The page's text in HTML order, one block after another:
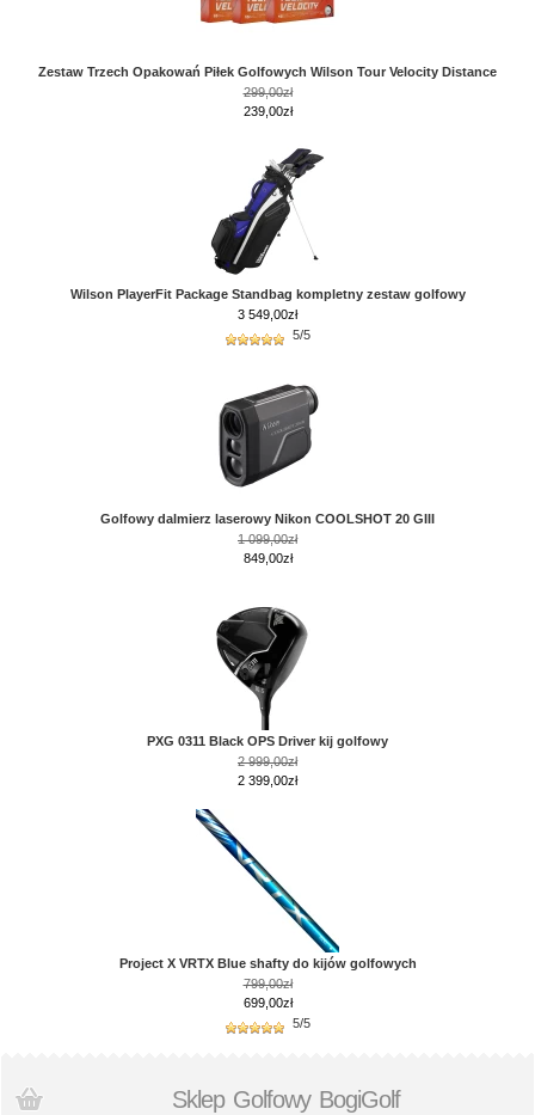
Zestaw Trzech Opakowań Piłek Golfowych Wilson Tour Velocity Distance
299,00zł
239,00zł
Wilson PlayerFit Package Standbag kompletny zestaw golfowy
3 549,00zł
5/5
Golfowy dalmierz laserowy Nikon COOLSHOT 20 GIII
1 099,00zł
849,00zł
PXG 0311 Black OPS Driver kij golfowy
2 999,00zł
2 399,00zł
Project X VRTX Blue shafty do kijów golfowych
799,00zł
699,00zł
5/5
Sklep Golfowy BogiGolf